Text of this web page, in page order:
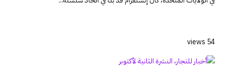
54 views